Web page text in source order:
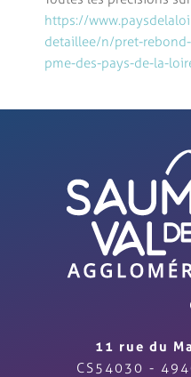
https://
detaillee/n/pret-
pme-des-pays-de-la-
11 rue du
CS54030 -